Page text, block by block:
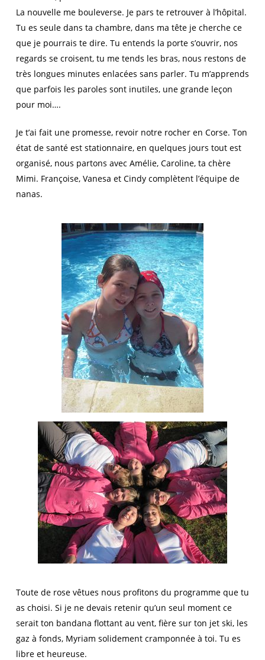
La nouvelle me bouleverse. Je pars te retrouver à l’hôpital.
Tu es seule dans ta chambre, dans ma tête je cherche ce
que je pourrais te dire. Tu entends la porte s’ouvrir, nos
regards se croisent, tu me tends les bras, nous restons de
très longues minutes enlacées sans parler. Tu m’apprends
que parfois les paroles sont inutiles, une grande leçon
pour moi….
Je t’ai fait une promesse, revoir notre rocher en Corse. Ton
état de santé est stationnaire, en quelques jours tout est
organisé, nous partons avec Amélie, Caroline, ta chère
Mimi. Françoise, Vanesa et Cindy complètent l’équipe de
nanas.
Toute de rose vêtues nous profitons du programme que tu
as choisi. Si je ne devais retenir qu’un seul moment ce
serait ton bandana flottant au vent, fière sur ton jet ski, les
gaz à fonds, Myriam solidement cramponnée à toi. Tu es
libre et heureuse.